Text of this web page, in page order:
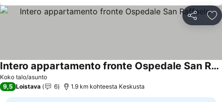
Jaa
Koko talo/asunto
Intero appartamento fronte Ospedale San Raffaele
9,5 Loistava 6 1.9 km kohteesta Keskusta